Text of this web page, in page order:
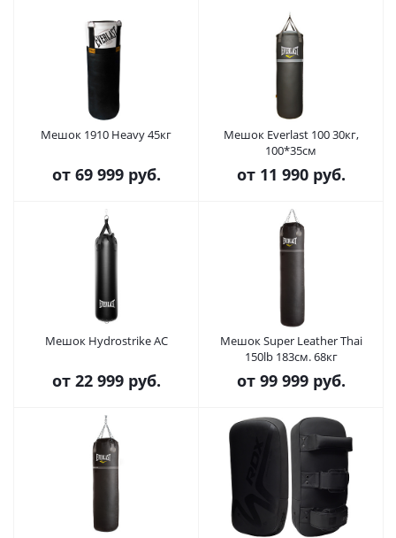
Мешок 1910 Heavy 45кг
от 69 999 руб.
Мешок Everlast 100 30кг,
100*35см
от 11 990 руб.
Мешок Hydrostrike AC
от 22 999 руб.
Мешок Super Leather Thai
150lb 183см. 68кг
от 99 999 руб.